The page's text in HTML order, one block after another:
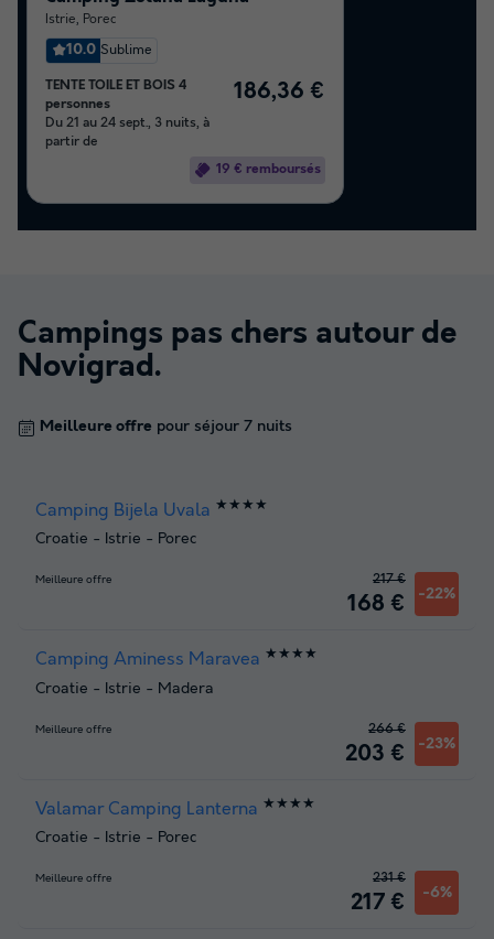
Istrie, Porec
10.0 Sublime
TENTE TOILE ET BOIS 4
personnes
Du 21 au 24 sept., 3 nuits, à
partir de
186,36 €
19 € remboursés
Campings pas chers autour de
Novigrad.
Meilleure offre pour séjour 7 nuits
Camping Bijela Uvala ★★★★
Croatie - Istrie - Porec
Meilleure offre
168 € -22%
217 €
Camping Aminess Maravea ★★★★
Croatie - Istrie - Madera
Meilleure offre
203 € -23%
266 €
Valamar Camping Lanterna ★★★★
Croatie - Istrie - Porec
Meilleure offre
217 € -6%
231 €